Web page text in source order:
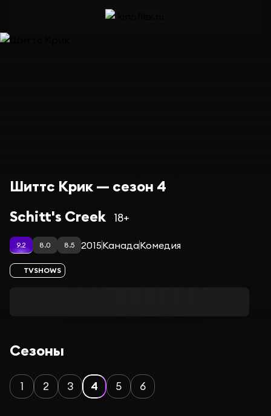
Шиттс Крик — сезон 4
Schitt's Creek 18+
9.2 8.0 8.5 2015КанадаКомедия
TVSHOWS
Сезоны
1 2 3 4 5 6